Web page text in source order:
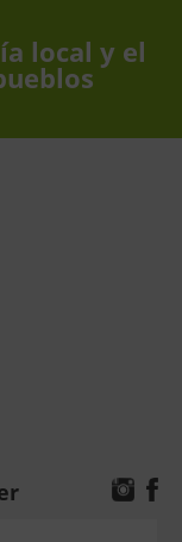
local y el